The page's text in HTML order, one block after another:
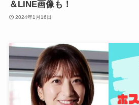
＆LINE画像も！
2024年1月16日